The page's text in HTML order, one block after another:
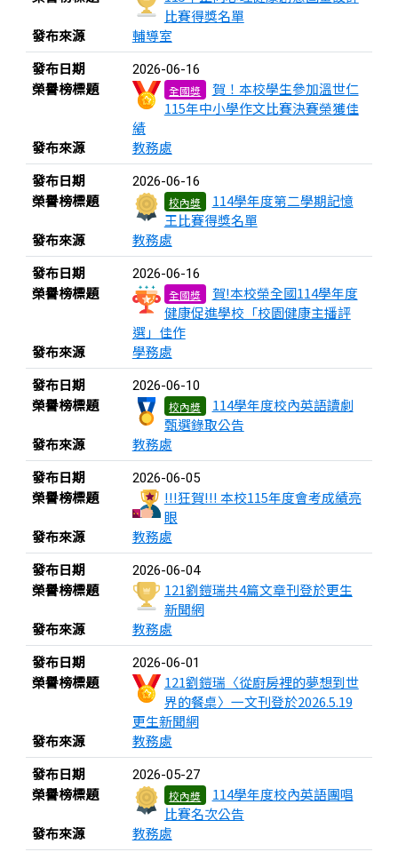
比賽得獎名單
發布來源
輔導室
發布日期
2026-06-16
榮譽榜標題 全國獎
賀！本校學生參加溫世仁
115年中小學作文比賽決賽榮獲佳
績
發布來源
教務處
發布日期
2026-06-16
榮譽榜標題 校內獎
114學年度第二學期記憶
王比賽得獎名單
發布來源
教務處
發布日期
2026-06-16
榮譽榜標題 全國獎
賀!本校榮全國114學年度
健康促進學校「校園健康主播評
選」佳作
發布來源
學務處
發布日期
2026-06-10
榮譽榜標題 校內獎
114學年度校內英語讀劇
甄選錄取公告
發布來源
教務處
發布日期
2026-06-05
榮譽榜標題
!!!狂賀!!! 本校115年度會考成績亮
眼
發布來源
教務處
發布日期
2026-06-04
榮譽榜標題
121劉鎧瑞共4篇文章刊登於更生
新聞網
發布來源
教務處
發布日期
2026-06-01
榮譽榜標題
121劉鎧瑞〈從廚房裡的夢想到世
界的餐桌〉一文刊登於2026.5.19
更生新聞網
發布來源
教務處
發布日期
2026-05-27
榮譽榜標題 校內獎
114學年度校內英語團唱
比賽名次公告
發布來源
教務處